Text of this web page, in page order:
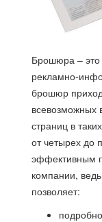
Брошюра – это
рекламно-
брошюр
всевозможных
страниц в
от четырех до
эффективным
компании,
позволяет: